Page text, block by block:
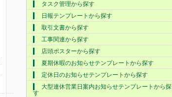
タスク管理から探す
日報テンプレートから探す
取引文書から探す
工事関連から探す
店頭ポスターから探す
夏期休暇のお知らせテンプレートから探す
定休日のお知らせテンプレートから探す
大型連休営業日案内お知らせテンプレートから探
す